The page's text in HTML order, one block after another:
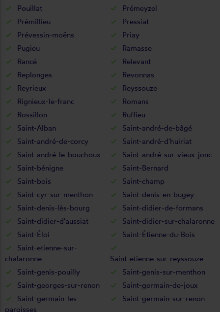
Pouillat
Prémeyzel
Prémillieu
Pressiat
Prévessin-moëns
Priay
Pugieu
Ramasse
Rancé
Relevant
Replonges
Revonnas
Reyrieux
Reyssouze
Rignieux-le-franc
Romans
Rossillon
Ruffieu
Saint-Alban
Saint-andré-de-bâgé
Saint-andré-de-corcy
Saint-andré-d'huiriat
Saint-andré-le-bouchoux
Saint-andré-sur-vieux-jonc
Saint-bénigne
Saint-Bernard
Saint-bois
Saint-champ
Saint-cyr-sur-menthon
Saint-denis-en-bugey
Saint-denis-lès-bourg
Saint-didier-de-formans
Saint-didier-d'aussiat
Saint-didier-sur-chalaronne
Saint-Éloi
Saint-Étienne-du-Bois
Saint-etienne-sur-
chalaronne
Saint-etienne-sur-reyssouze
Saint-genis-pouilly
Saint-genis-sur-menthon
Saint-georges-sur-renon
Saint-germain-de-joux
Saint-germain-les-
paroisses
Saint-germain-sur-renon